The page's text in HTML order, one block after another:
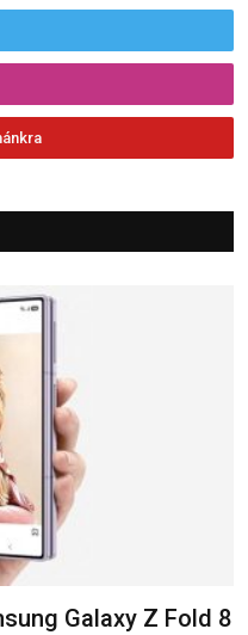
Galaxy Z Fold 8